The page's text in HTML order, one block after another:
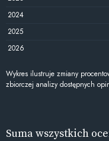
2024
2025
2026
Wykres ilustruje zmiany
zbiorczej analizy dostępnych
Suma wszystkich